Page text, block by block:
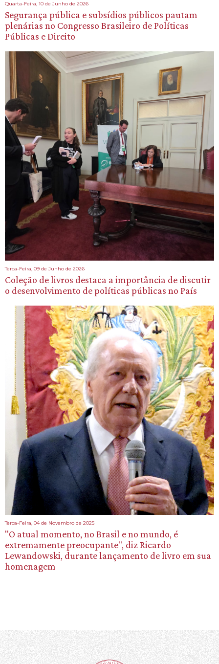
Quarta-Feira, 10 de Junho de 2026
Segurança pública e subsídios públicos pautam
plenárias no Congresso Brasileiro de Políticas
Públicas e Direito
Terca-Feira, 09 de Junho de 2026
Coleção de livros destaca a importância de discutir
o desenvolvimento de políticas públicas no País
Terca-Feira, 04 de Novembro de 2025
"O atual momento, no Brasil e no mundo, é
extremamente preocupante", diz Ricardo
Lewandowski, durante lançamento de livro em sua
homenagem